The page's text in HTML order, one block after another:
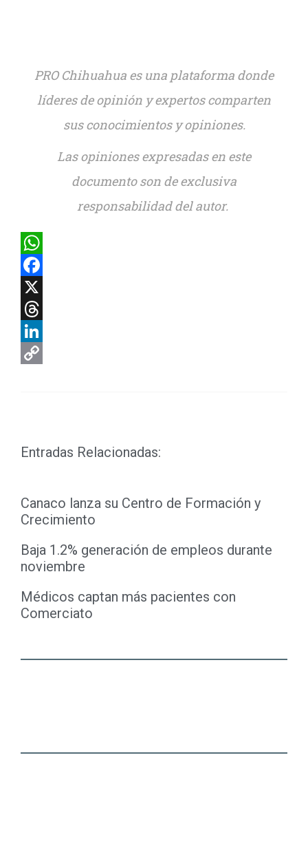
PRO Chihuahua es una plataforma donde
líderes de opinión y expertos comparten
sus conocimientos y opiniones.
Las opiniones expresadas en este
documento son de exclusiva
responsabilidad del autor.
WhatsApp
Facebook
X
Threads
LinkedIn
Entradas Relacionadas:
Canaco lanza su Centro de Formación y
Crecimiento
Baja 1.2% generación de empleos durante
noviembre
Médicos captan más pacientes con
Comerciato